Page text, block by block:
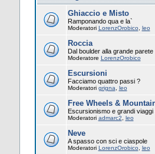
Ghiaccio e Misto
Ramponando qua e la`
Moderatori LorenzOrobico leo
Roccia
Dal boulder alla grande parete
Moderatore LorenzOrobico
Escursioni
Facciamo quattro passi ?
Moderatori grigna leo
Free Wheels &
Escursionismo e grandi
Moderatori admarc2 leo
Neve
A spasso con sci e ciaspole
Moderatori LorenzOrobico leo